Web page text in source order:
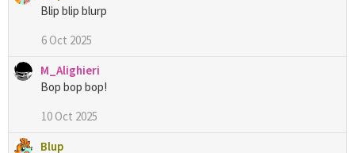
Blip blip blurp
6 Oct 2025
M_Alighieri
Bop bop bop!
10 Oct 2025
Blup